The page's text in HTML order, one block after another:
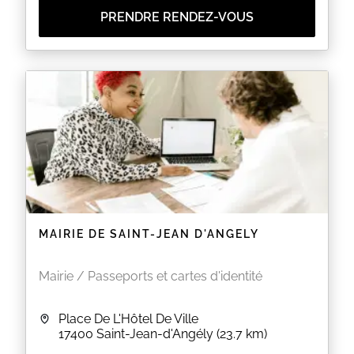
EN SAVOIR PLUS
PRENDRE RENDEZ-VOUS
MAIRIE DE SAINT-JEAN D'ANGELY
Mairie / Passeports et cartes d'identité
Place De L'Hôtel De Ville
17400 Saint-Jean-d'Angély (23.7 km)